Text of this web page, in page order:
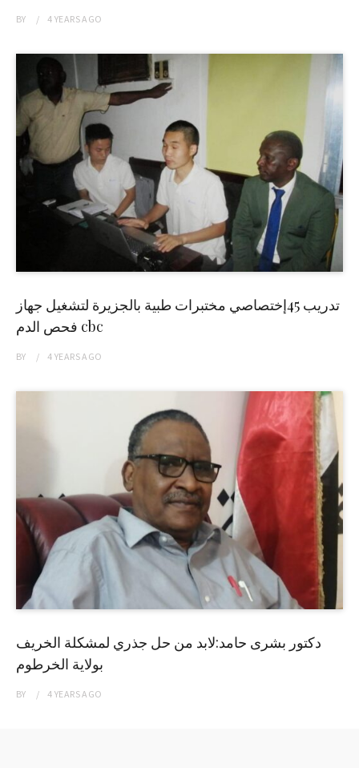
BY 4 YEARSAGO
تدريب 45إختصاصي مختبرات طبية بالجزيرة لتشغيل جهاز
فحص الدم cbc
BY 4 YEARSAGO
دكتور بشرى حامد:لابد من حل جذري لمشكلة الخريف
بولاية الخرطوم
BY 4 YEARSAGO